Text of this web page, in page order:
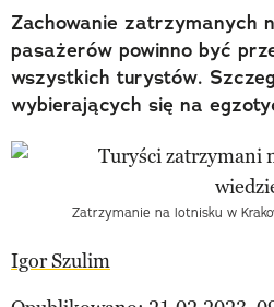
Zachowanie zatrzymanych
pasażerów powinno być
wszystkich turystów.
wybierających się na
Zatrzymanie na lotnisku w
Igor Szulim